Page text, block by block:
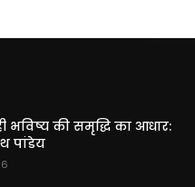
भविष्य की समृद्धि का आधार:
पांडेय